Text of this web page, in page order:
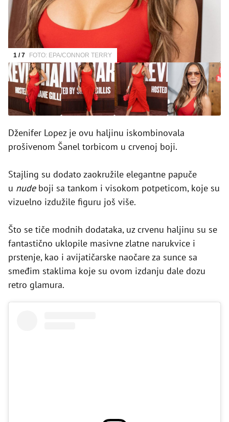
1 / 7 FOTO: EPA/CONNOR TERRY
Dženifer Lopez je ovu haljinu iskombinovala
prošivenom Šanel torbicom u crvenoj boji.
Stajling su dodato zaokružile elegantne papuče
u nude boji sa tankom i visokom potpeticom, koje su
vizuelno izdužile figuru još više.
Što se tiče modnih dodataka, uz crvenu haljinu su se
fantastično uklopile masivne zlatne narukvice i
prstenje, kao i avijatičarske naočare za sunce sa
smeđim staklima koje su ovom izdanju dale dozu
retro glamura.